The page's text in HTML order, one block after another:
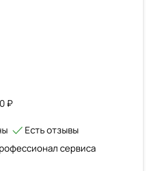
₽
Есть отзывы
сервиса